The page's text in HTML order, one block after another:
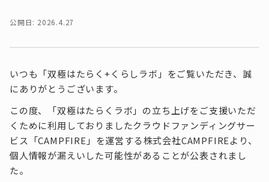
公開日: 2026.4.27
いつも「双極はたらく+くらしラボ」をご覧いただき、誠
にありがとうございます。
この度、「双極はたらくラボ」の立ち上げをご支援いただ
くために利用しておりましたクラウドファンディングサー
ビス「CAMPFIRE」を運営する株式会社CAMPFIREより、
個人情報が漏えいした可能性があることが公表されまし
た。